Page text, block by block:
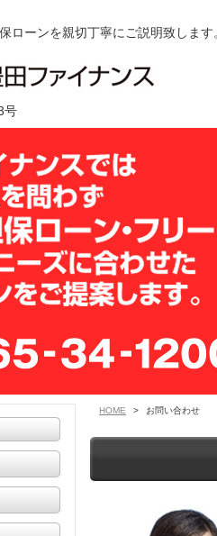
ローンを親切丁寧にご説明致します
号
HOME > お問い合わせ